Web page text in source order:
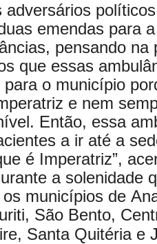
adversários
emendas para
pensando na
que essas
o município
e nem
Então, essa
a ir até a
é Imperatriz”,
a solenidade
municípios de
São Bento,
Santa Quitéria e